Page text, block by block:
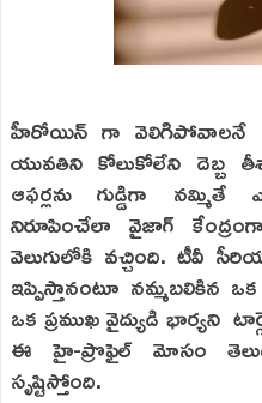
హీరోయిన్ గా వెలిగిపోవాలనే
యువతిని కోలుకోలేని
ఆఫర్లను గుడ్డిగా
నిరూపించేలా వైజాగ్
వెలుగులోకి వచ్చింది. టీవీ
ఇప్పిస్తానంటూ నమ్మబలికిన
ఒక ప్రముఖ వైద్యుడి భార్యని
ఈ హై-ప్రొఫైల్ మోసం
సృష్టిస్తోంది.